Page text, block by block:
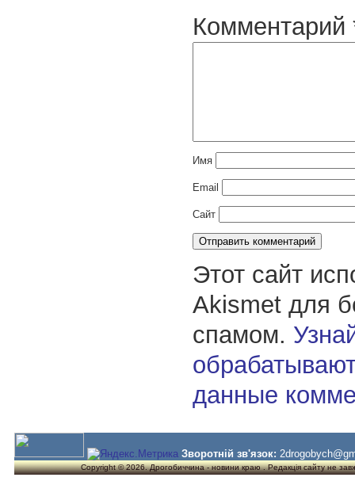
Комментарий
Имя
Email
Сайт
Этот сайт
Akismet для
спамом.
данные
Зворотній зв'язок:
Copyright © 2026. Дрогобиччина - новини краю . Редакція сайту не